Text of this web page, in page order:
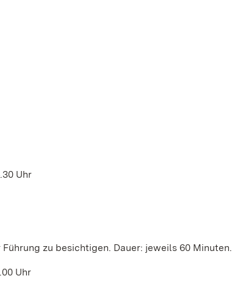
Uhr
zu besichtigen. Dauer: jeweils 60 Minuten.
Uhr